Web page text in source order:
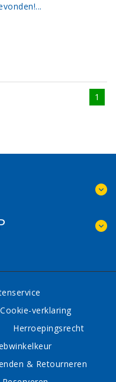
1
Cookie-verklaring
Herroepingsrecht
& Retourneren